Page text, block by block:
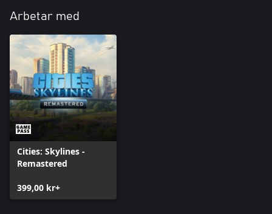
Arbetar med
Cities: Skylines -
Remastered
399,00 kr+